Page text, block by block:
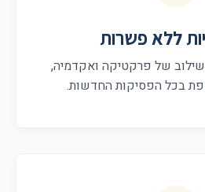
ללא פשרות
של פרקטיקה ואקדמיה,
בכל הפסיקות החדשות.